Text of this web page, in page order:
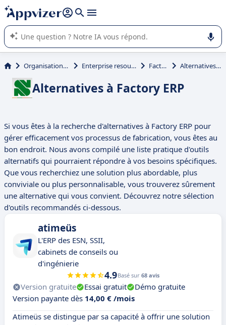
répondre (plusieurs lignes avec
L'IA de Appvizer vous guide dans l'utilisation ou la sélection de
logiciel SaaS en entreprise.
Organisation et planification Enterprise resource planning (ERP) Factory ERP Alternatives à Factory ERP
Alternatives à Factory ERP
Si vous êtes à la recherche d'alternatives à Factory ERP pour
gérer efficacement vos processus de fabrication, vous êtes au
bon endroit. Nous avons compilé une liste pratique d'outils
alternatifs qui pourraient répondre à vos besoins spécifiques.
Que vous recherchiez une solution plus abordable, plus
conviviale ou plus personnalisable, vous trouverez sûrement
une alternative qui vous convient. Découvrez notre sélection
d'outils recommandés ci-dessous.
atimeüs
L'ERP des ESN, SSII,
cabinets de conseils ou
d'ingénierie
4.9Basé sur 68 avis
Version gratuite Essai gratuit
Démo gratuite
Version payante dès 14,00 € /mois
Atimeüs se distingue par sa capacité à offrir une solution